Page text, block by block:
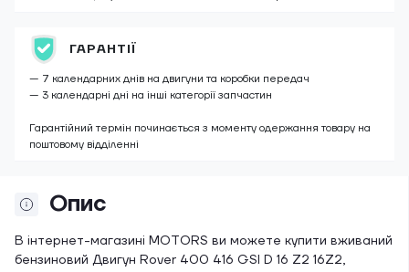
Опис
В інтернет-магазині MOTORS ви можете купити вживаний
бензиновий Двигун Rover 400 416 GSI D 16 Z2 16Z2,
ГАРАНТІЇ
— 7 календарних днів на двигуни та коробки передач
— 3 календарні дні на інші категорії запчастин
Гарантійний термін починається з моменту одержання товару на
поштовому відділенні